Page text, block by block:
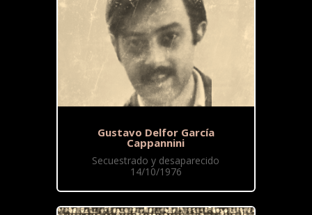
Gustavo Delfor García
Cappannini
Secuestrado y desaparecido
14/10/1976